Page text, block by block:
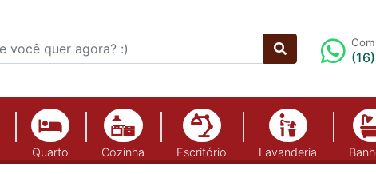
Quarto Cozinha Escritório Lavanderia